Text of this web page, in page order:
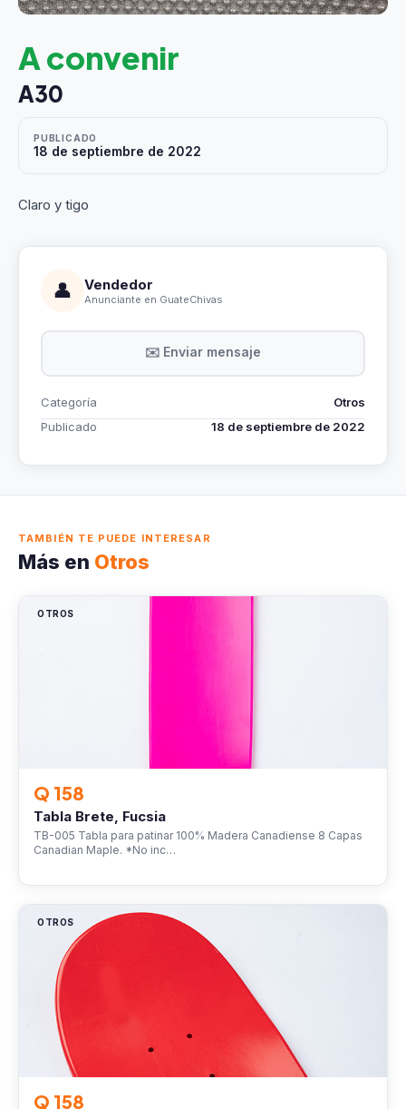
A convenir
A30
PUBLICADO
18 de septiembre de 2022
Claro y tigo
👤 Vendedor
Anunciante en GuateChivas
✉️ Enviar mensaje
Categoría
Otros
Publicado
18 de septiembre de 2022
TAMBIÉN TE PUEDE INTERESAR
Más en Otros
OTROS
Q 158
Tabla Brete, Fucsia
TB-005 Tabla para patinar 100% Madera Canadiense 8 Capas
Canadian Maple. *No inc…
OTROS
Q 158